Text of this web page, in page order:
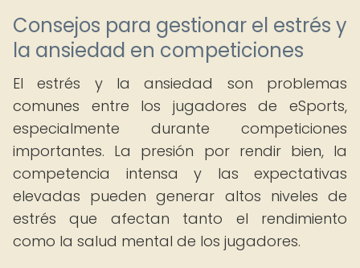
Consejos para gestionar el estrés y
la ansiedad en competiciones
El estrés y la ansiedad son problemas
comunes entre los jugadores de eSports,
especialmente durante competiciones
importantes. La presión por rendir bien, la
competencia intensa y las expectativas
elevadas pueden generar altos niveles de
estrés que afectan tanto el rendimiento
como la salud mental de los jugadores.